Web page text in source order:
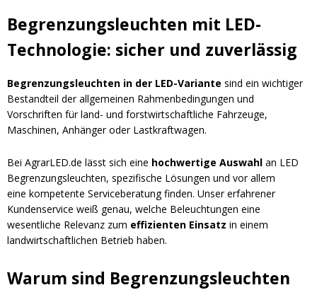
Begrenzungsleuchten mit LED-
Technologie: sicher und zuverlässig
Begrenzungsleuchten in der LED-Variante sind ein wichtiger
Bestandteil der allgemeinen Rahmenbedingungen und
Vorschriften für land- und forstwirtschaftliche Fahrzeuge,
Maschinen, Anhänger oder Lastkraftwagen.
Bei AgrarLED.de lässt sich eine hochwertige Auswahl an LED
Begrenzungsleuchten, spezifische Lösungen und vor allem
eine kompetente Serviceberatung finden. Unser erfahrener
Kundenservice weiß genau, welche Beleuchtungen eine
wesentliche Relevanz zum effizienten Einsatz in einem
landwirtschaftlichen Betrieb haben.
Warum sind Begrenzungsleuchten